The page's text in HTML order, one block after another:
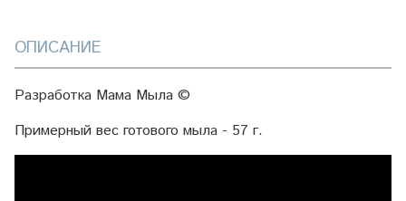
ОПИСАНИЕ
Разработка Мама Мыла ©
Примерный вес готового мыла - 57 г.